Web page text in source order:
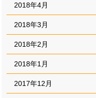
2018年4月
2018年3月
2018年2月
2018年1月
2017年12月